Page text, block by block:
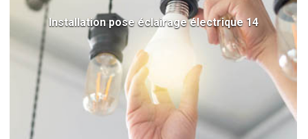
Installation pose éclairage électrique 14